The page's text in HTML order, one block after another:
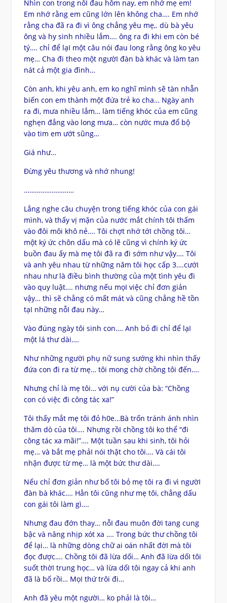
Nhìn con trong nỗI đau hôm nay, em nhớ mẹ em!
Em nhớ rằng em cũng lớn lên không cha…. Em nhớ
rằng cha đã ra đi vì ông chẳng yêu mẹ,. dù bà yêu
ông và hy sinh nhiều lắm…. ông ra đi khi em còn bé
tý…. chỉ để lạI một câu nói đau long rằng ông ko yêu
mẹ… Cha đi theo một ngườI đàn bà khác và làm tan
nát cả một gia đình…
Còn anh, khi yêu anh, em ko nghĩ mình sẽ tàn nhẫn
biến con em thành một đứa trẻ ko cha… Ngày anh
ra đi, mưa nhiều lắm… làm tiếng khóc của em cũng
nghẹn đắng vào long mưa… còn nước mưa đổ bộ
vào tim em ướt sũng…
Giá như…
Đừng yêu thương và nhớ nhung!
………………………
Lắng nghe câu chuyện trong tiếng khóc của con gái
mình, và thấy vị mặn của nước mắt chính tôi thấm
vào đôi môi khô nẻ…. Tôi chợt nhớ tớI chồng tôi…
một ký ức chôn dấu mà có lẽ cũng vì chính ký ức
buồn đau ấy mà mẹ tôi đã ra đi sớm như vậy…. Tôi
và anh yêu nhau từ những năm tôi học cấp 3….cướI
nhau như là điều bình thường của một tình yêu đi
vào quy luật…. nhưng nếu mọI việc chỉ đơn giản
vậy… thì sẽ chẳng có mất mát và cũng chẳng hề tồn
tạI những nỗI đau này…
Vào đúng ngày tôi sinh con…. Anh bỏ đi chỉ để lạI
một lá thư dài….
Như những người phụ nữ sung sướng khi nhìn thấy
đứa con đi ra từ mẹ… tôi mong chờ chồng tôi đến….
Nhưng chỉ là mẹ tôi… với nụ cười của bà: “Chồng
con có việc đi công tác xa!”
Tôi thấy mắt mẹ tôi đỏ h0e…Bà trốn tránh ánh nhìn
thăm dò của tôi…. Nhưng rồI chồng tôi ko thể “đi
công tác xa mãi!”…. Một tuần sau khi sinh, tôi hỏi
mẹ… và bắt mẹ phảI nói thật cho tôi…. Và cái tôi
nhận được từ mẹ… là một bức thư dài….
Nếu chỉ đơn giản như bố tôi bỏ mẹ tôi ra đi vì ngườI
đàn bà khác…. Hẳn tôi cũng như mẹ tôi, chẳng dấu
con gái tôi làm gì….
Nhưng đau đớn thay… nỗI đau muôn đời tang cung
bậc và nâng nhịp xót xa …. Trong bức thư chồng tôi
để lại… là những dòng chữ ai oán nhất đờI mà tôi
đọc được…. Chồng tôi đã lừa dối… Anh đã lừa dốI tôi
suốt thờI trung học… và lừa dốI tôi ngay cả khi anh
đã là bố rồi… MọI thứ trôi đi…
Anh đã yêu một người… ko phảI là tôi…